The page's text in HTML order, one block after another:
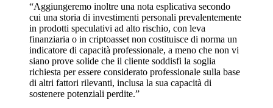
“Aggiungeremo inoltre una nota esplicativa secondo
cui una storia di investimenti personali prevalentemente
in prodotti speculativi ad alto rischio, con leva
finanziaria o in criptoasset non costituisce di norma un
indicatore di capacità professionale, a meno che non vi
siano prove solide che il cliente soddisfi la soglia
richiesta per essere considerato professionale sulla base
di altri fattori rilevanti, inclusa la sua capacità di
sostenere potenziali perdite.”